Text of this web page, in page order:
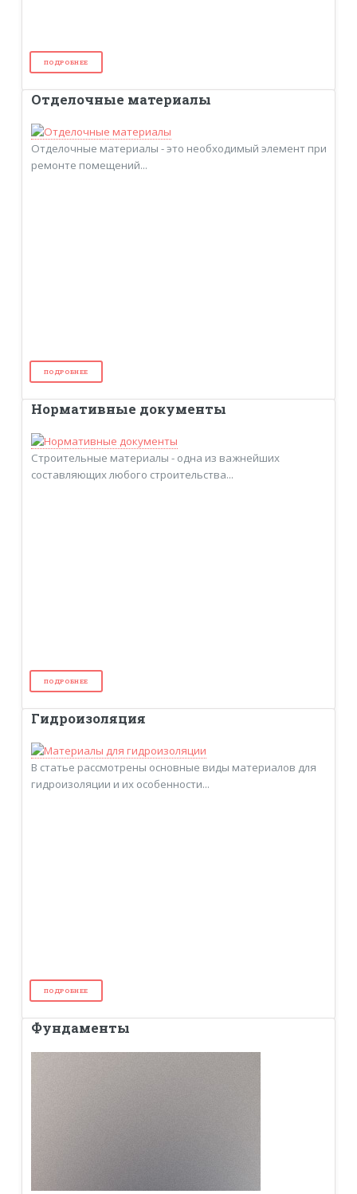
ПОДРОБНЕЕ
Отделочные материалы
Отделочные материалы - это необходимый элемент при
ремонте помещений...
ПОДРОБНЕЕ
Нормативные документы
Строительные материалы - одна из важнейших
составляющих любого строительства...
ПОДРОБНЕЕ
Гидроизоляция
В статье рассмотрены основные виды материалов для
гидроизоляции и их особенности...
ПОДРОБНЕЕ
Фундаменты